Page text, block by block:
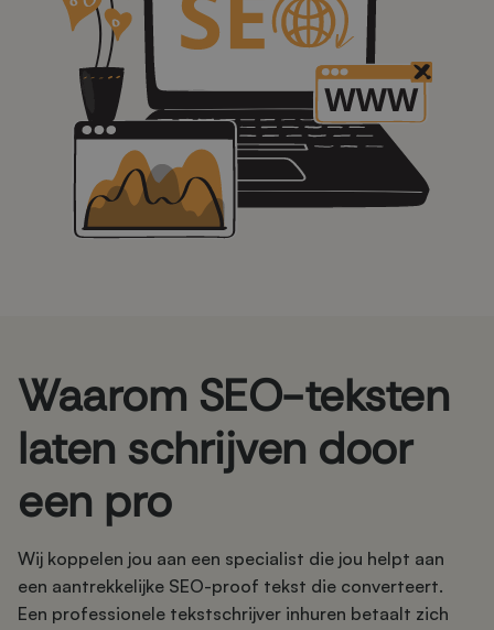
Waarom SEO-teksten
laten schrijven door
een pro
Wij koppelen jou aan een specialist die jou helpt aan
een aantrekkelijke SEO-proof tekst die converteert.
Een professionele tekstschrijver inhuren betaalt zich